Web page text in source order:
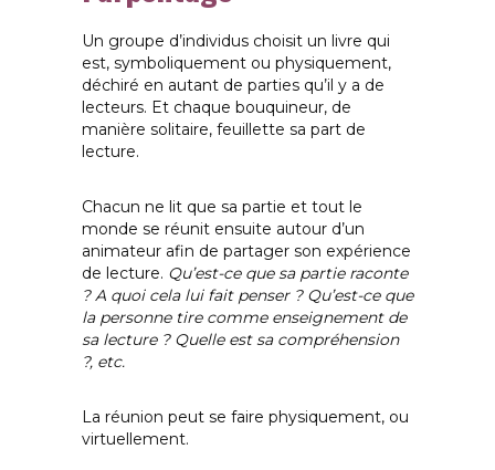
Un groupe d’individus choisit un livre qui
est, symboliquement ou physiquement,
déchiré en autant de parties qu’il y a de
lecteurs. Et chaque bouquineur, de
manière solitaire, feuillette sa part de
lecture.
Chacun ne lit que sa partie et tout le
monde se réunit ensuite autour d’un
animateur afin de partager son expérience
de lecture. Qu’est-ce que sa partie raconte
? A quoi cela lui fait penser ? Qu’est-ce que
la personne tire comme enseignement de
sa lecture ? Quelle est sa compréhension
?, etc.
La réunion peut se faire physiquement, ou
virtuellement.